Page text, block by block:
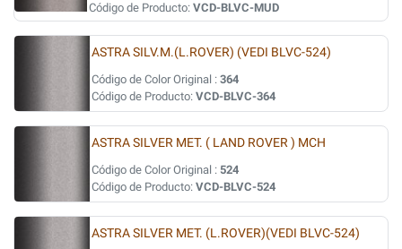
Código de Producto: VCD-BLVC-MUD
ASTRA SILV.M.(L.ROVER) (VEDI BLVC-524)
Código de Color Original : 364
Código de Producto: VCD-BLVC-364
ASTRA SILVER MET. ( LAND ROVER ) MCH
Código de Color Original : 524
Código de Producto: VCD-BLVC-524
ASTRA SILVER MET. (L.ROVER)(VEDI BLVC-524)